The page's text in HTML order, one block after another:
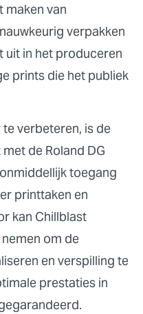
maken van
verpakken
uit in het produceren
prints die het publiek
verbeteren, is de
de Roland DG
toegang
printtaken en
kan Chillblast
om de
en verspilling te
prestaties in